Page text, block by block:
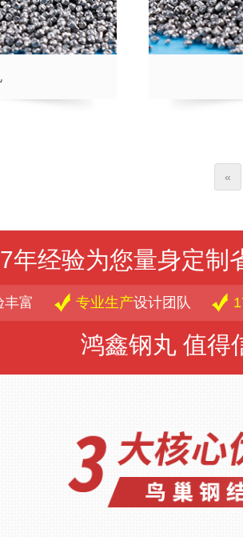
«
年经验为您量身定制
丰富 专业生产设计团队
鸿鑫钢丸 值得